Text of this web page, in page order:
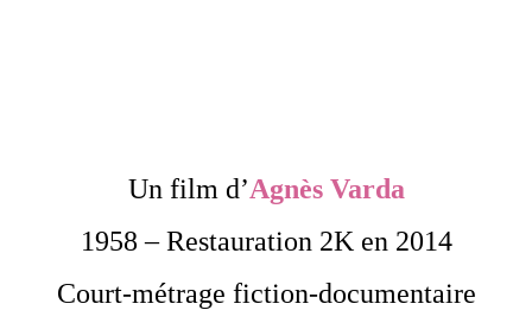
Un film d’Agnès Varda
1958 – Restauration 2K en 2014
Court-métrage fiction-documentaire